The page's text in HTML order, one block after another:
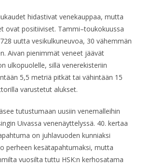
hidastivat venekauppaa, mutta
ovat positiiviset. Tammi–toukokuussa
uutta vesikulkuneuvoa, 30 vähemmän
Aivan pienimmät veneet jäävät
ulkopuolelle, sillä venerekisteriin
5,5 metriä pitkät tai vähintään 15
varustetut alukset.
tutustumaan uusiin venemalleihin
Uivassa venenäyttelyssä. 40. kertaa
on juhlavuoden kunniaksi
perheen kesätapahtumaksi, mutta
vuosilta tuttu HSK:n kerhosatama